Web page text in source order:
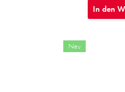
In den
Neu